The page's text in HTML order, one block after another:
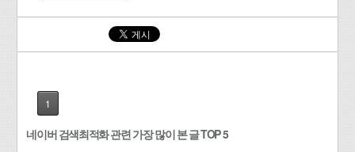
1
네이버 검색최적화 관련 가장 많이 본 글 TOP 5